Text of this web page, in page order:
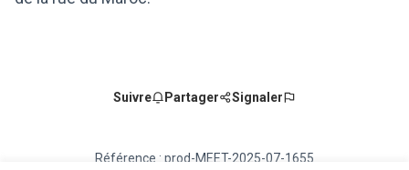
Suivre Partager Signaler
Référence : prod-MEET-2025-07-1655